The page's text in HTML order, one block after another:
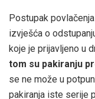
Postupak
izvješća o
koje je prijavljeno u
tom su pakiranju
se ne može u
pakiranja iste serije